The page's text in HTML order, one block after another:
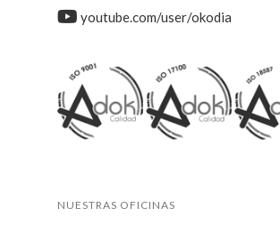
youtube.com/user/okodia
NUESTRAS OFICINAS